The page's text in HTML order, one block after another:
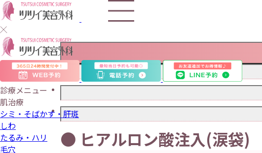
診療メニュー
肌治療
シミ・そばかす・肝斑
しわ
たるみ・ハリ
毛穴
埋没法
ヒアルロン酸注入(目の下のクマ)
ヒアルロン酸注入(涙袋)
脂肪吸引
ボトックス
ヒアルロン酸
額・こめかみヒアルロン酸注入
唇ヒアルロン酸
小鼻縮小
ヒアルロン酸注入(鼻)
ピコレーザー
水光注射
ポテンツァ
乳頭縮小
● ヒアルロン酸注入(涙袋)